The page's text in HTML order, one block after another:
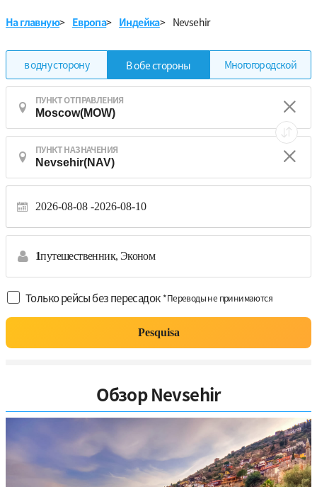
На главную> Европа> Индейка> Nevsehir
в одну сторону В обе стороны Многогородской
ПУНКТ ОТПРАВЛЕНИЯ
ПУНКТ НАЗНАЧЕНИЯ
2026-08-08 2026-08-10
1путешественник, Эконом
Только рейсы без пересадок *Переводы не принимаются
Pesquisa
Обзор Nevsehir